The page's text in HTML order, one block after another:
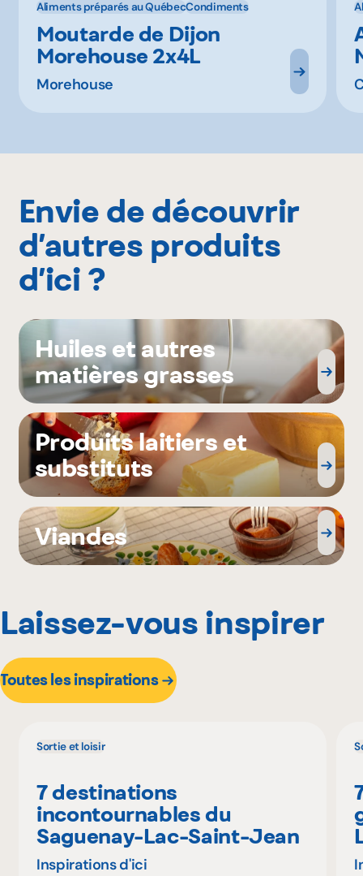
Aliments préparés au QuébecCondiments
Moutarde de Dijon
Morehouse 2x4L
Morehouse
Envie de découvrir
d’autres produits
d’ici ?
Huiles et autres
matières grasses
Produits laitiers et
substituts
Viandes
Laissez-vous inspirer
Toutes les inspirations
Sortie et loisir
7 destinations
incontournables du
Saguenay-Lac-Saint-Jean
Inspirations d'ici